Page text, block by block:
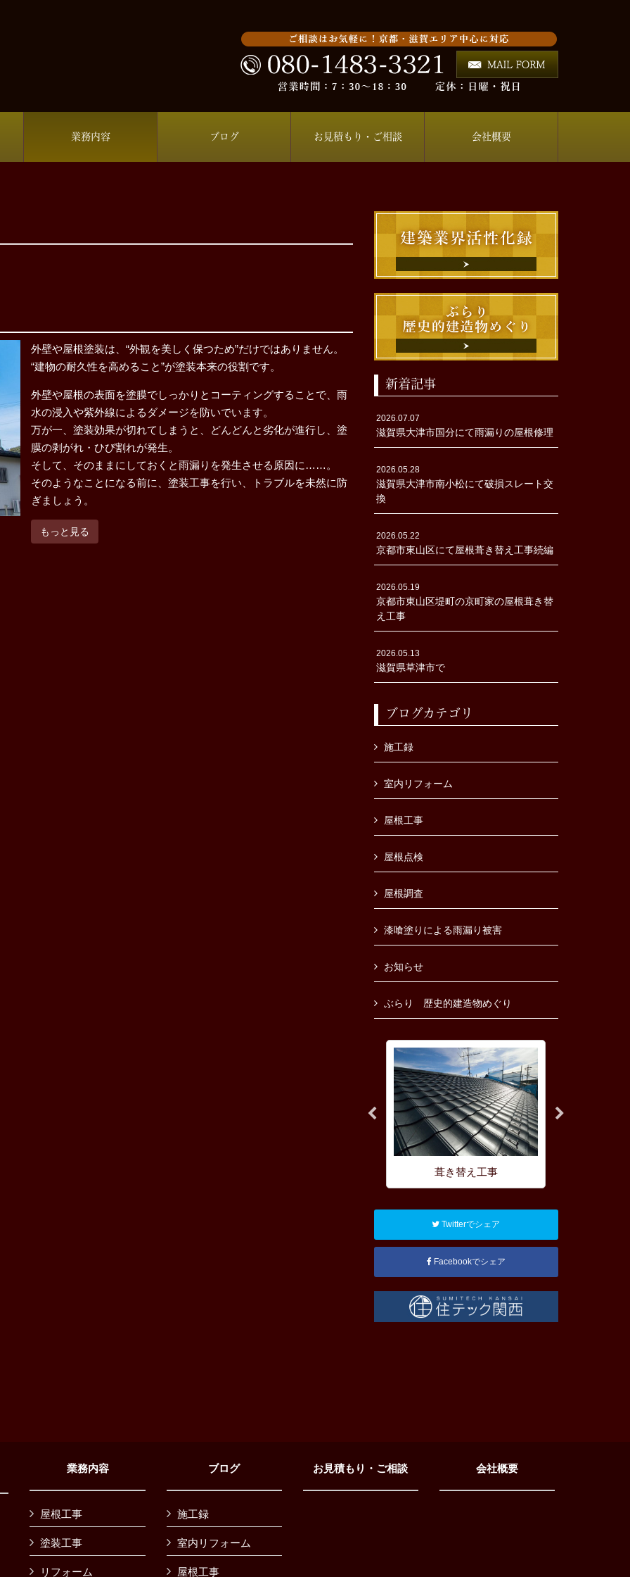
業務内容 ブログ お見積もり・ご相談 会社概要
外壁や屋根塗装は、“外観を美しく保つため”だけではありません。
“建物の耐久性を高めること”が塗装本来の役割です。
外壁や屋根の表面を塗膜でしっかりとコーティングすることで、雨
水の浸入や紫外線によるダメージを防いでいます。
万が一、塗装効果が切れてしまうと、どんどんと劣化が進行し、塗
膜の剥がれ・ひび割れが発生。
そして、そのままにしておくと雨漏りを発生させる原因に……。
そのようなことになる前に、塗装工事を行い、トラブルを未然に防
ぎましょう。
もっと見る
新着記事
2026.07.07
滋賀県大津市国分にて雨漏りの屋根修理
2026.05.28
滋賀県大津市南小松にて破損スレート交
換
2026.05.22
京都市東山区にて屋根葺き替え工事続編
2026.05.19
京都市東山区堤町の京町家の屋根葺き替
え工事
2026.05.13
滋賀県草津市で
ブログカテゴリ
施工録
室内リフォーム
屋根工事
屋根点検
屋根調査
漆喰塗りによる雨漏り被害
お知らせ
ぶらり 歴史的建造物めぐり
葺き替え工事
Twitterでシェア
Facebookでシェア
業務内容
屋根工事
塗装工事
リフォーム
ブログ
施工録
室内リフォーム
屋根工事
お見積もり・ご相談 会社概要